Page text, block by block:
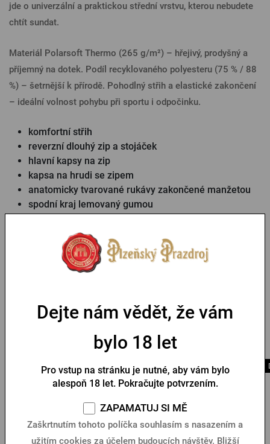
jde o univerzální a praktickou střední vrstvu, kterou nebudete
chtít sundat.
Materiál Polarsoft Thermo (265 g/m²) – hřejivý, prodyšný a
příjemný na dotek. Podíl recyklovaného polyesteru (75 % / 88
%) – šetrnější k přírodě. Pohodlný střih a elastické zakončení
– ideální volnost pohybu při sportu i odpočinku.
komfortní střih
reverzní dlouhý zip a stojáček
hlavní kapsy na zip
kapsa na hrudi se zipem
anatomicky tvarované rukávy zakončené manžetou
spodní kraj lemovaný gumou
Mohlo by se vám líbit
Doprava zdarma Doprava zdarma
Dejte nám vědět, že vám
bylo 18 let
Pro vstup na stránku je nutné, aby vám bylo
alespoň 18 let. Pokračujte potvrzením.
ZAPAMATUJ SI MĚ
Zaškrtnutím tohoto políčka souhlasím s nasazením a
užitím cookies za účelem budoucích návštěv. Bližší